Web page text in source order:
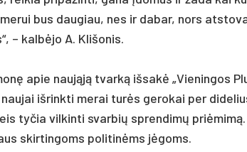
bus dau­giau, nes ir da­bar, nors
– kalbė­jo A. Kli­šo­nis.
apie naująją tvarką iš­sakė „Vie­nin­gos
nau­jai iš­rink­ti me­rai turės ge­ro­kai per
ty­čia vil­kin­ti svar­bių spren­dimų
skir­tin­goms po­li­tinėms jėgoms.